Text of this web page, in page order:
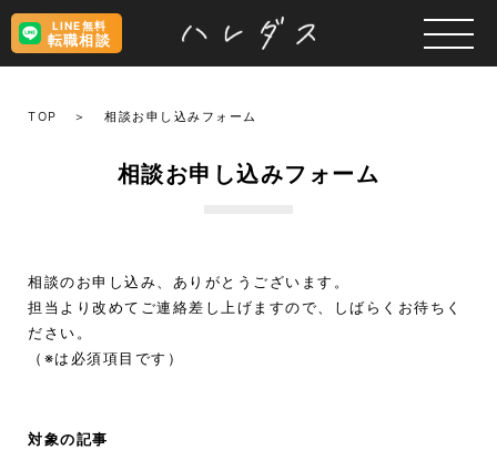
LINE無料
転職相談
TOP 相談お申し込みフォーム
相談お申し込みフォーム
相談のお申し込み、ありがとうございます。
担当より改めてご連絡差し上げますので、しばらくお待ちく
ださい。
（※は必須項目です）
対象の記事